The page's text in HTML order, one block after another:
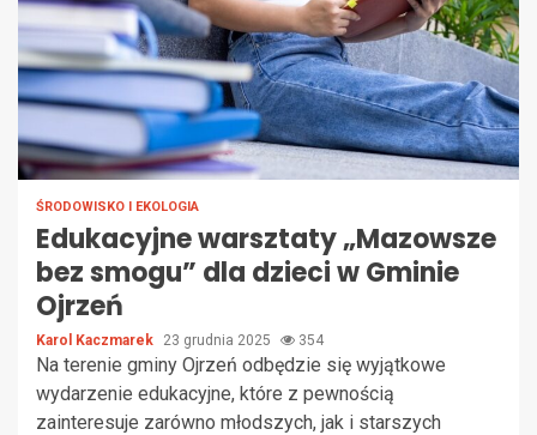
ŚRODOWISKO I EKOLOGIA
Edukacyjne warsztaty „Mazowsze
bez smogu” dla dzieci w Gminie
Ojrzeń
Karol Kaczmarek 23 grudnia 2025 354
Na terenie gminy Ojrzeń odbędzie się wyjątkowe
wydarzenie edukacyjne, które z pewnością
zainteresuje zarówno młodszych, jak i starszych